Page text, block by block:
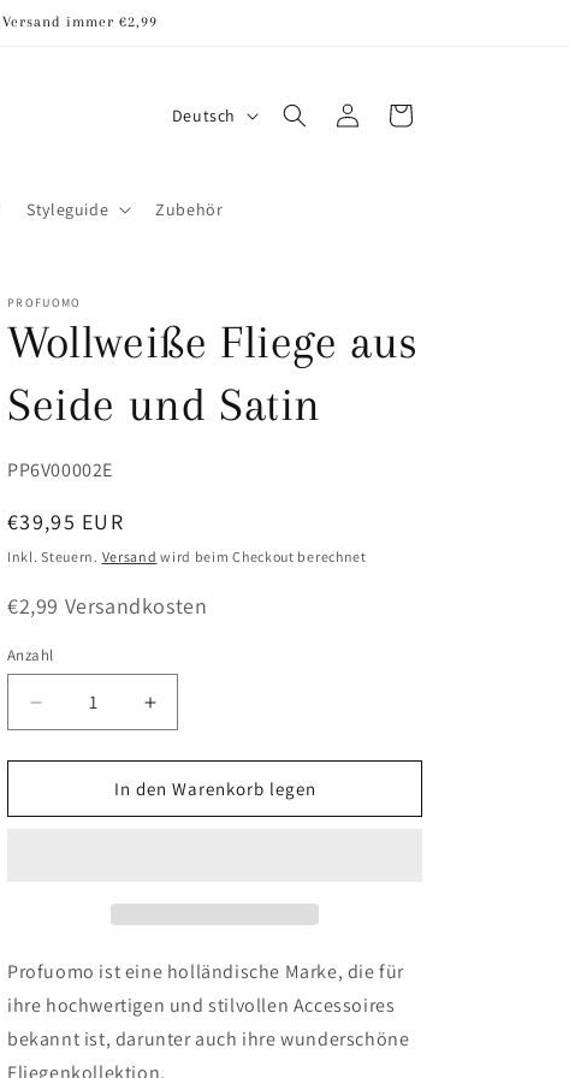
immer €2,99
Styleguide Zubehör
a
e
Deutsch EinloggenWarenkorb
PROFUOMO
Wollweiße Fliege aus
Seide und Satin
SKU:
PP6V00002E
Normaler
Preis
€39,95 EUR
Inkl. Steuern. Versand wird beim Checkout berechnet
€2,99 Versandkosten
Anzahl
Anzahl
Verringere
die
Menge
Wollweiße
Erhöhe
die
Menge
für
Wollweiße
In den Warenkorb legen
Profuomo ist eine holländische Marke, die für
ihre hochwertigen und stilvollen Accessoires
bekannt ist, darunter auch ihre wunderschöne
Fliegenkollektion.